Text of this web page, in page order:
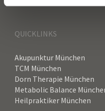
QUICKLINKS
Akupunktur München
TCM München
Dorn Therapie München
Metabolic Balance
Heilpraktiker München